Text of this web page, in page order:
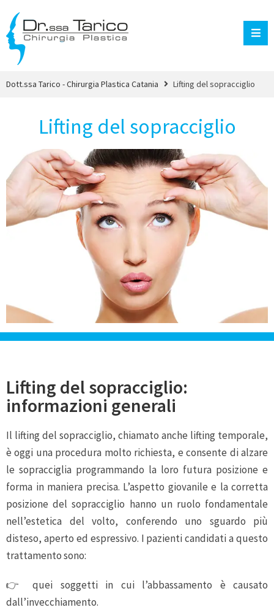
Dott.ssa Tarico - Chirurgia Plastica Catania Lifting del sopracciglio
Lifting del sopracciglio
Lifting del sopracciglio:
informazioni generali
Il lifting del sopracciglio, chiamato anche lifting temporale,
è oggi una procedura molto richiesta, e consente di alzare
le sopracciglia programmando la loro futura posizione e
forma in maniera precisa. L’aspetto giovanile e la corretta
posizione del sopracciglio hanno un ruolo fondamentale
nell’estetica del volto, conferendo uno sguardo più
disteso, aperto ed espressivo. I pazienti candidati a questo
trattamento sono:
👉 quei soggetti in cui l’abbassamento è causato
dall’invecchiamento.